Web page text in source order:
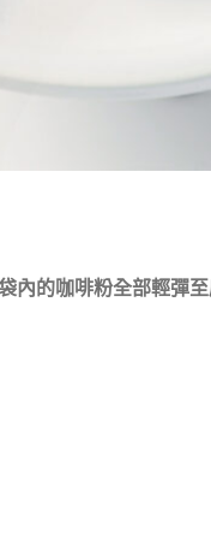
內的咖啡粉全部輕彈